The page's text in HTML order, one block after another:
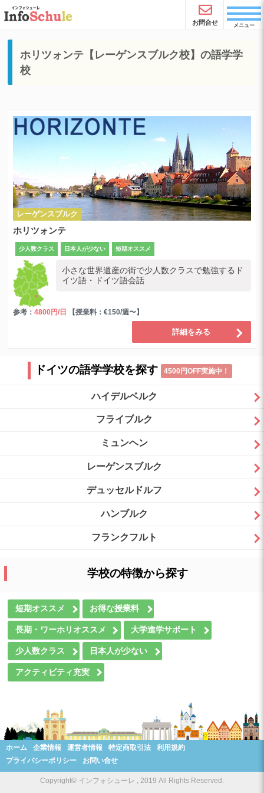
メニュー
お問合せ
ホリツォンテ【レーゲンスブルク校】の語学学
校
レーゲンスブルク
ホリツォンテ
少人数クラス 日本人が少ない 短期オススメ
小さな世界遺産の街で少人数クラスで勉強するド
イツ語・ドイツ語会話
参考：4800円/日 【授業料：€150/週〜】
詳細をみる
ドイツの語学学校を探す 4500円OFF実施中！
ハイデルベルク
フライブルク
ミュンヘン
レーゲンスブルク
デュッセルドルフ
ハンブルク
フランクフルト
学校の特徴から探す
短期オススメ お得な授業料
長期・ワーホリオススメ 大学進学サポート
少人数クラス 日本人が少ない
アクティビティ充実
ホーム 企業情報 運営者情報 特定商取引法
利用規約
プライバシーポリシー
お問い合せ
Copyright© インフォシューレ , 2019 All Rights Reserved.